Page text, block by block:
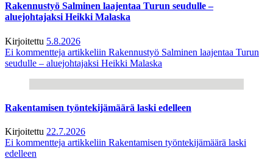
Rakennustyö Salminen laajentaa Turun seudulle –
aluejohtajaksi Heikki Malaska
Kirjoitettu 5.8.2026
Ei kommentteja artikkeliin Rakennustyö Salminen laajentaa Turun
seudulle – aluejohtajaksi Heikki Malaska
Rakentamisen työntekijämäärä laski edelleen
Kirjoitettu 22.7.2026
Ei kommentteja artikkeliin Rakentamisen työntekijämäärä laski
edelleen